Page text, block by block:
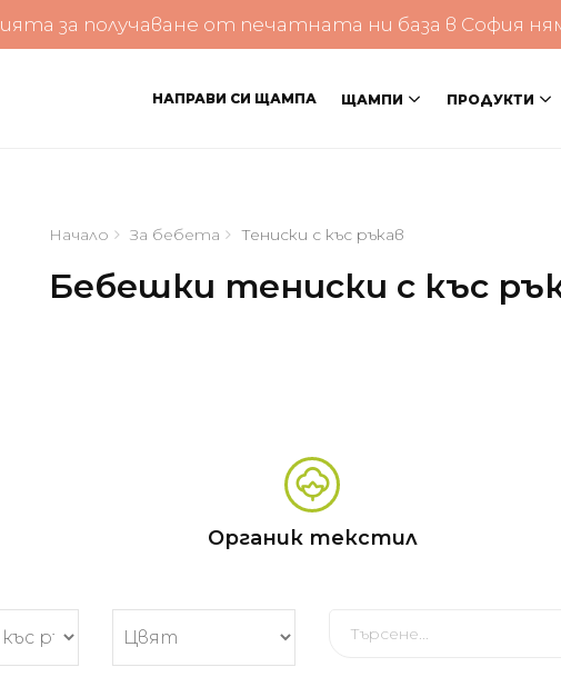
за получаване от печатната ни база в София
НАПРАВИ СИ ЩАМПА ЩАМПИ ПРОДУКТИ
Начало За бебета Тениски с къс ръкав
Бебешки тениски с къс
Органик текстил